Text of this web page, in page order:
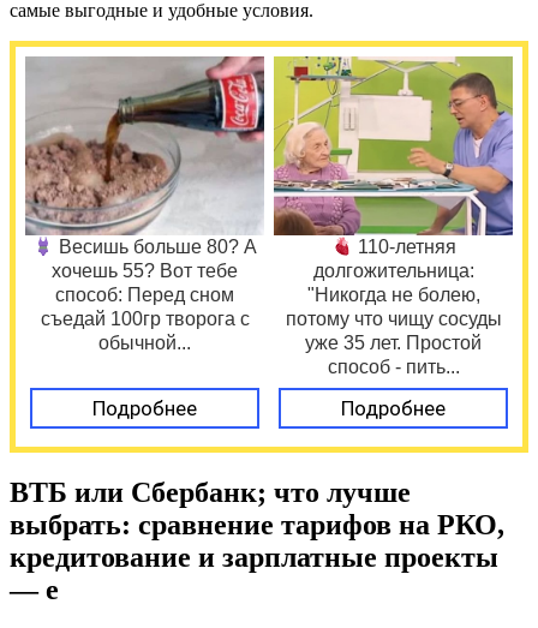
самые выгодные и удобные условия.
Весишь больше 80? А
хочешь 55? Вот тебе
способ: Перед сном
съедай 100гр творога с
обычной...
Подробнее
110-летняя
долгожительница:
"Никогда не болею,
потому что чищу сосуды
уже 35 лет. Простой
способ - пить...
Подробнее
ВТБ или Сбербанк; что лучше
выбрать: сравнение тарифов на РКО,
кредитование и зарплатные проекты
— e